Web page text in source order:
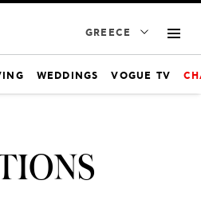
GREECE
WEDDINGS VOGUE TV